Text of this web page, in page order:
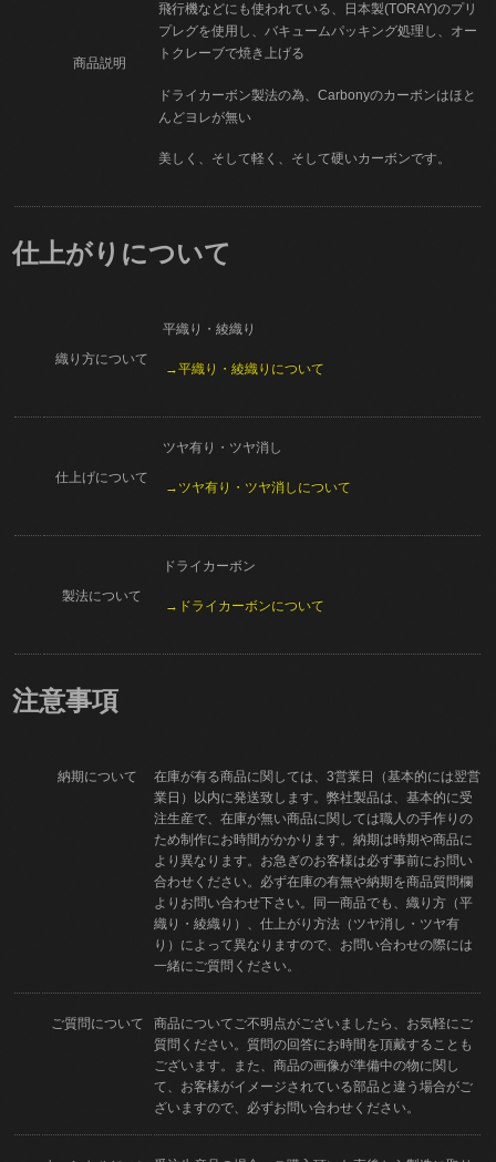
商品説明
飛行機などにも使われている、日本製(TORAY)のプリ
プレグを使用し、バキュームパッキング処理し、オー
トクレーブで焼き上げる
ドライカーボン製法の為、Carbonyのカーボンはほと
んどヨレが無い
美しく、そして軽く、そして硬いカーボンです。
仕上がりについて
織り方について
平織り・綾織り
→平織り・綾織りについて
仕上げについて
ツヤ有り・ツヤ消し
→ツヤ有り・ツヤ消しについて
製法について
ドライカーボン
→ドライカーボンについて
注意事項
納期について
在庫が有る商品に関しては、3営業日（基本的には翌営
業日）以内に発送致します。弊社製品は、基本的に受
注生産で、在庫が無い商品に関しては職人の手作りの
ため制作にお時間がかかります。納期は時期や商品に
より異なります。お急ぎのお客様は必ず事前にお問い
合わせください。必ず在庫の有無や納期を商品質問欄
よりお問い合わせ下さい。同一商品でも、織り方（平
織り・綾織り）、仕上がり方法（ツヤ消し・ツヤ有
り）によって異なりますので、お問い合わせの際には
一緒にご質問ください。
ご質問について
商品についてご不明点がございましたら、お気軽にご
質問ください。質問の回答にお時間を頂戴することも
ございます。また、商品の画像が準備中の物に関し
て、お客様がイメージされている部品と違う場合がご
ざいますので、必ずお問い合わせください。